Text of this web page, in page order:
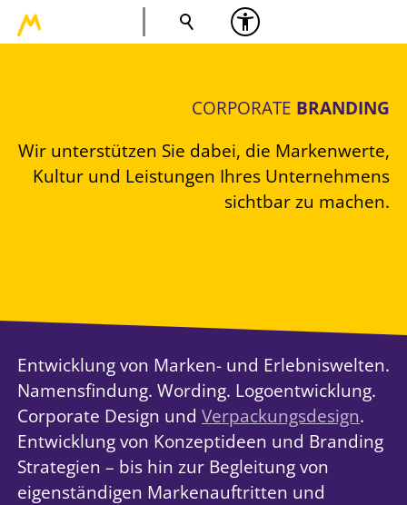
CORPORATE BRANDING
Wir unterstützen Sie dabei, die Markenwerte,
Kultur und Leistungen Ihres Unternehmens
sichtbar zu machen.
Entwicklung von Marken- und Erlebniswelten.
Namensfindung. Wording. Logoentwicklung.
Corporate Design und Verpackungsdesign.
Entwicklung von Konzeptideen und Branding
Strategien – bis hin zur Begleitung von
eigenständigen Markenauftritten und